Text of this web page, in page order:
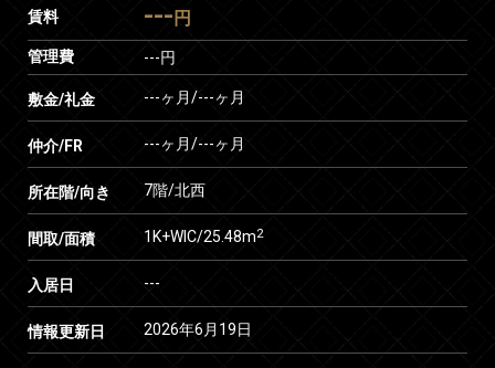
賃料 --- 円
管理費 ---円
敷金/礼金 ---ヶ月/---ヶ月
仲介/FR ---ヶ月/---ヶ月
所在階/向き 7階/北西
間取/面積 1K+WIC/25.48m2
入居日 ---
情報更新日 2026年6月19日